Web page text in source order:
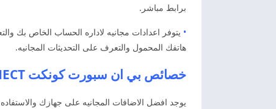
برابط مباشر.
• يتوفر اعدادات مجانيه لاداره الحساب الخاص بك
هاتفك المحمول والتعرف على التحديثات المجانيه.
خصائص بي ان سبورت كونكت beIN SPORTS CONNECT
يوجد افضل الاضافات المجانيه على جهازك